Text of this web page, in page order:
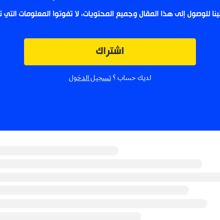
للوصول إلى هذا المقال وجميع المحتويات، لا تفوتوا المعلومات
اشتراك
لديك حساب ؟ تسجيل الدخول